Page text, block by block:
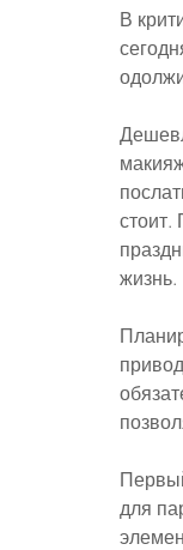
В
стоит.
жизнь.
для